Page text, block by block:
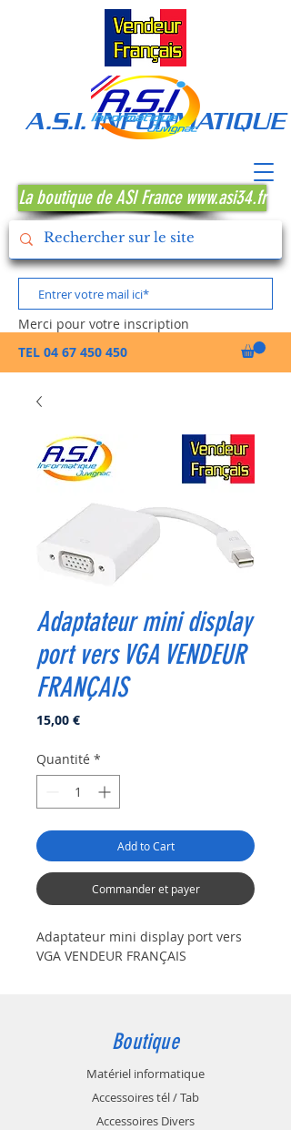
TEL 04 67 450 450
A.S.I.
La boutique de ASI France www.asi34.fr
Merci pour votre inscription
Adaptateur mini display
port vers VGA VENDEUR
FRANÇAIS
15,00 €Prix
Quantité *
Add to Cart
Commander et payer
Adaptateur mini display port vers
VGA VENDEUR FRANÇAIS
Boutique
Matériel informatique
Accessoires tél / Tab
Accessoires Divers